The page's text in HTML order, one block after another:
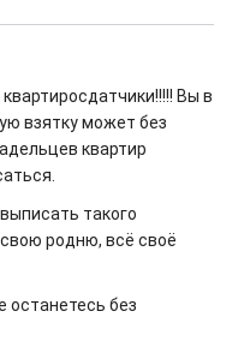
Вы в
взятку может без
квартир
такого
родню, всё своё
останетесь без